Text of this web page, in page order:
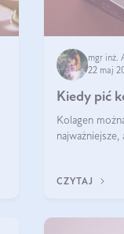
mgr inż.
22 maj
Kiedy pić
Kolagen
CZYTAJ